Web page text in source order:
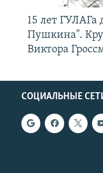
15 лет ГУЛАГа
Пушкина".
Виктора
СОЦИАЛЬНЫЕ